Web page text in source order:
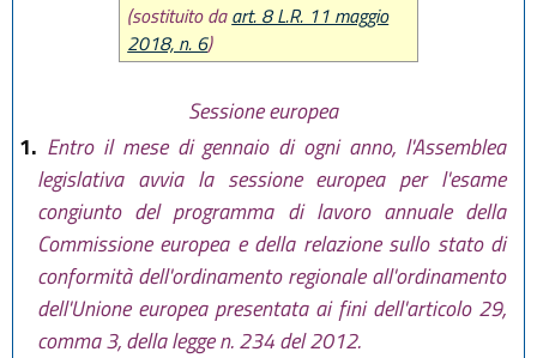
(sostituito daart. 8 L.R. 11 maggio
2018, n. 6)
Sessione europea
1. Entro il mese di gennaio di ogni anno, l'Assemblea
legislativa avvia la sessione europea per l'esame
congiunto del programma di lavoro annuale della
Commissione europea e della relazione sullo stato di
conformità dell'ordinamento regionale all'ordinamento
dell'Unione europea presentata ai fini dell'articolo 29,
comma 3, della legge n. 234 del 2012.